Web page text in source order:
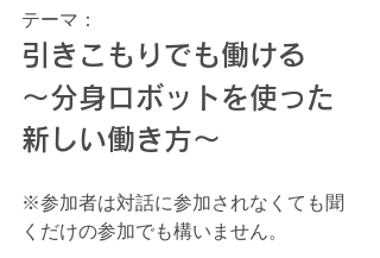
テーマ：
引きこもりでも働ける
～分身ロボットを使った
新しい働き方～
※参加者は対話に参加されなくても聞
くだけの参加でも構いません。